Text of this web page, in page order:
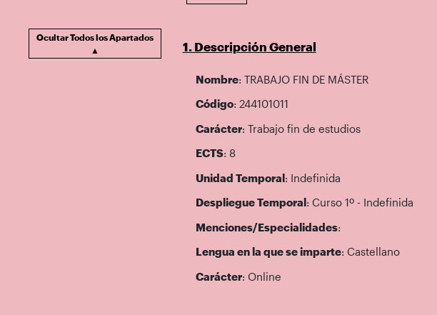
Ocultar Todos los Apartados
▲
1. Descripción General
Nombre: TRABAJO FIN DE MÁSTER
Código: 244101011
Carácter: Trabajo fin de estudios
ECTS: 8
Unidad Temporal: Indefinida
Despliegue Temporal: Curso 1º - Indefinida
Menciones/Especialidades:
Lengua en la que se imparte: Castellano
Carácter: Online